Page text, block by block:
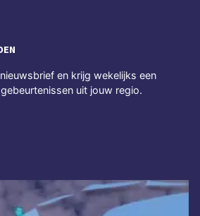
en krijg wekelijks een
uit jouw regio.